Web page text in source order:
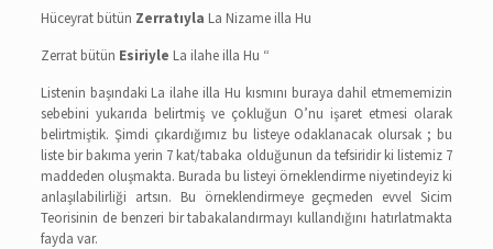
Hüceyrat bütün Zerratıyla La Nizame illa Hu
Zerrat bütün Esiriyle La ilahe illa Hu “
Listenin başındaki La ilahe illa Hu kısmını buraya dahil etmememizin
sebebini yukarıda belirtmiş ve çokluğun O’nu işaret etmesi olarak
belirtmiştik. Şimdi çıkardığımız bu listeye odaklanacak olursak ; bu
liste bir bakıma yerin 7 kat/tabaka olduğunun da tefsiridir ki listemiz 7
maddeden oluşmakta. Burada bu listeyi örneklendirme niyetindeyiz ki
anlaşılabilirliği artsın. Bu örneklendirmeye geçmeden evvel Sicim
Teorisinin de benzeri bir tabakalandırmayı kullandığını hatırlatmakta
fayda var.